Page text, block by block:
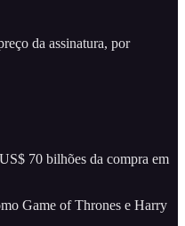
da assinatura, por
70 bilhões da compra em
Game of Thrones e Harry